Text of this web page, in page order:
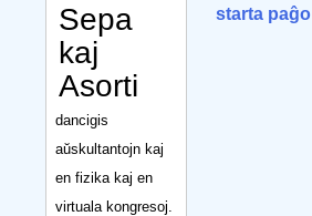
Sepa
kaj
Asorti
dancigis
aŭskultantojn kaj
en fizika kaj en
virtuala kongresoj.
starta paĝo